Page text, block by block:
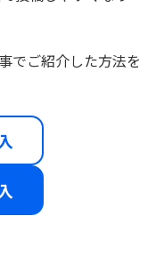
でご紹介した方法を